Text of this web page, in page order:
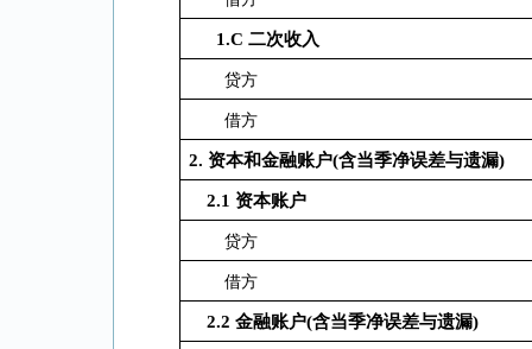
1.C 二次收入
贷方
借方
2. 资本和金融账户(含当季净误差与遗漏)
2.1 资本账户
贷方
借方
2.2 金融账户(含当季净误差与遗漏)